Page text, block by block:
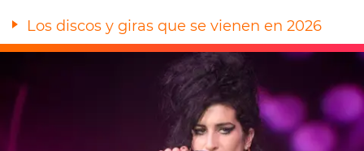
Los discos y giras que se vienen en 2026